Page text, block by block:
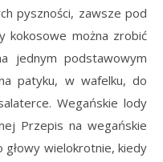
pyszności, zawsze pod
kokosowe można zrobić
jednym podstawowym
patyku, w wafelku, do
Wegańskie lody
Przepis na wegańskie
głowy wielokrotnie, kiedy